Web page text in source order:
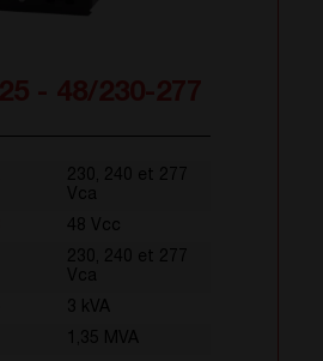
230, 240 et 277
Vca
48 Vcc
230, 240 et 277
Vca
3 kVA
1,35 MVA